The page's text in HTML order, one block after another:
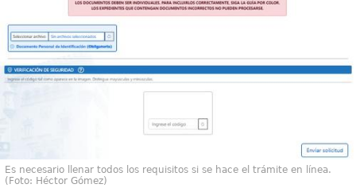
Es necesario llenar todos los requisitos si se hace el trámite en línea.
(Foto: Héctor Gómez)